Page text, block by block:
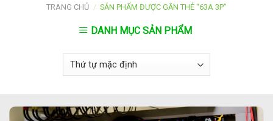
TRANG CHỦ / SẢN PHẨM ĐƯỢC GẮN THẺ “63A 3P”
DANH MỤC SẢN PHẨM